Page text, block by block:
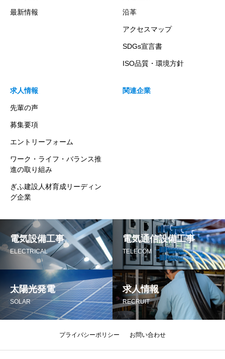
最新情報 沿革
アクセスマップ
SDGs宣言書
ISO品質・環境方針
求人情報
先輩の声
募集要項
エントリーフォーム
ワーク・ライフ・バランス推
進の取り組み
ぎふ建設人材育成リーディン
グ企業
関連企業
電気設備工事
ELECTRICAL
電気通信設備工事
TELECOM
太陽光発電
SOLAR
求人情報
RECRUIT
プライバシーポリシー お問い合わせ